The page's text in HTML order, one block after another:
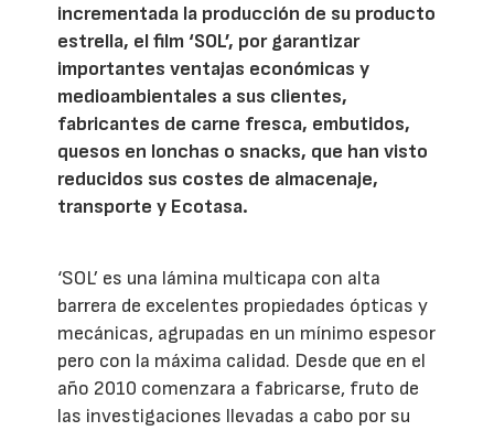
incrementada la producción de su producto
estrella, el film ‘SOL’, por garantizar
importantes ventajas económicas y
medioambientales a sus clientes,
fabricantes de carne fresca, embutidos,
quesos en lonchas o snacks, que han visto
reducidos sus costes de almacenaje,
transporte y Ecotasa.
‘SOL’ es una lámina multicapa con alta
barrera de excelentes propiedades ópticas y
mecánicas, agrupadas en un mínimo espesor
pero con la máxima calidad. Desde que en el
año 2010 comenzara a fabricarse, fruto de
las investigaciones llevadas a cabo por su